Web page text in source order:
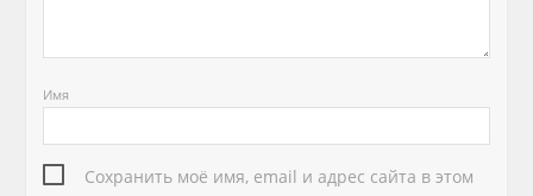
Имя
Сохранить моё имя, email и адрес сайта в этом